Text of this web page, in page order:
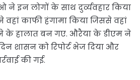
इन लोगों के साथ दुर्व्यवहार किया
वहां काफी हंगामा किया जिससे वहां
के हालात बन गए. औरैया के डीएम ने
शासन को रिपोर्ट भेज दिया और
की गई.